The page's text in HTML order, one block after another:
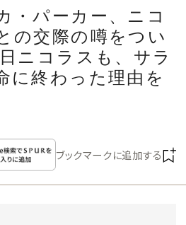
・パーカー、ニコ
の交際の噂をつい
ニコラスも、サラ
に終わった理由を
ブックマークに追加する